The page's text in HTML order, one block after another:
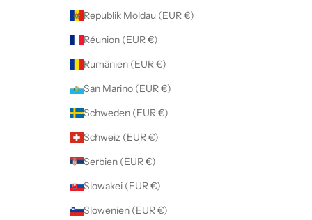
Republik Moldau (EUR €)
Réunion (EUR €)
Rumänien (EUR €)
San Marino (EUR €)
Schweden (EUR €)
Schweiz (EUR €)
Serbien (EUR €)
Slowakei (EUR €)
Slowenien (EUR €)